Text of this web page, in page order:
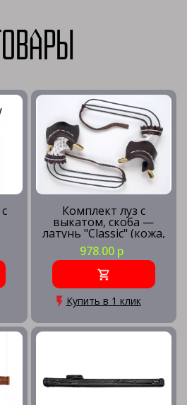
Комплект луз с
выкатом, скоба —
латунь "Classic" (кожа,
лён) без логотипа
978.00 р
Купить в 1 клик